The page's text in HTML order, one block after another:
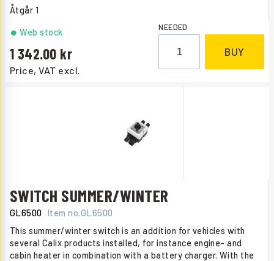
Åtgår 1
Price, VAT excl.
1 342.00
Web stock NEEDED
BUY
SWITCH SUMMER/WINTER
GL6500 Item no.GL6500
This summer/winter switch is an addition for vehicles with
several Calix products installed, for instance engine- and
cabin heater in combination with a battery charger. With the